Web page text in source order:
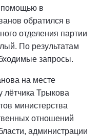
помощью в
обратился в
отделения партии
По результатам
запросы.
на месте
лётчика Трыкова
министерства
отношений
администрации